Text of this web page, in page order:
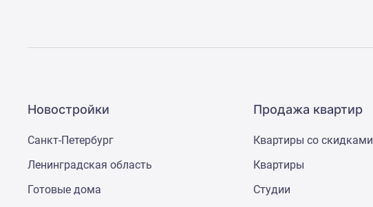
Новостройки
Санкт-Петербург
Ленинградская область
Готовые дома
Продажа квартир
Квартиры со скидками
Квартиры
Студии